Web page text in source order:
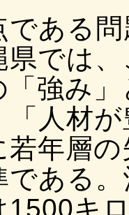
である
県では
「強み
「人材
若年層
である
1500キ